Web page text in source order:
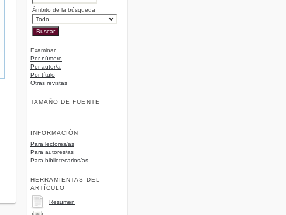
Ámbito de la búsqueda
Examinar
Por número
Por autor/a
Por título
Otras revistas
TAMAÑO DE FUENTE
INFORMACIÓN
Para lectores/as
Para autores/as
Para bibliotecarios/as
HERRAMIENTAS DEL
ARTÍCULO
Resumen